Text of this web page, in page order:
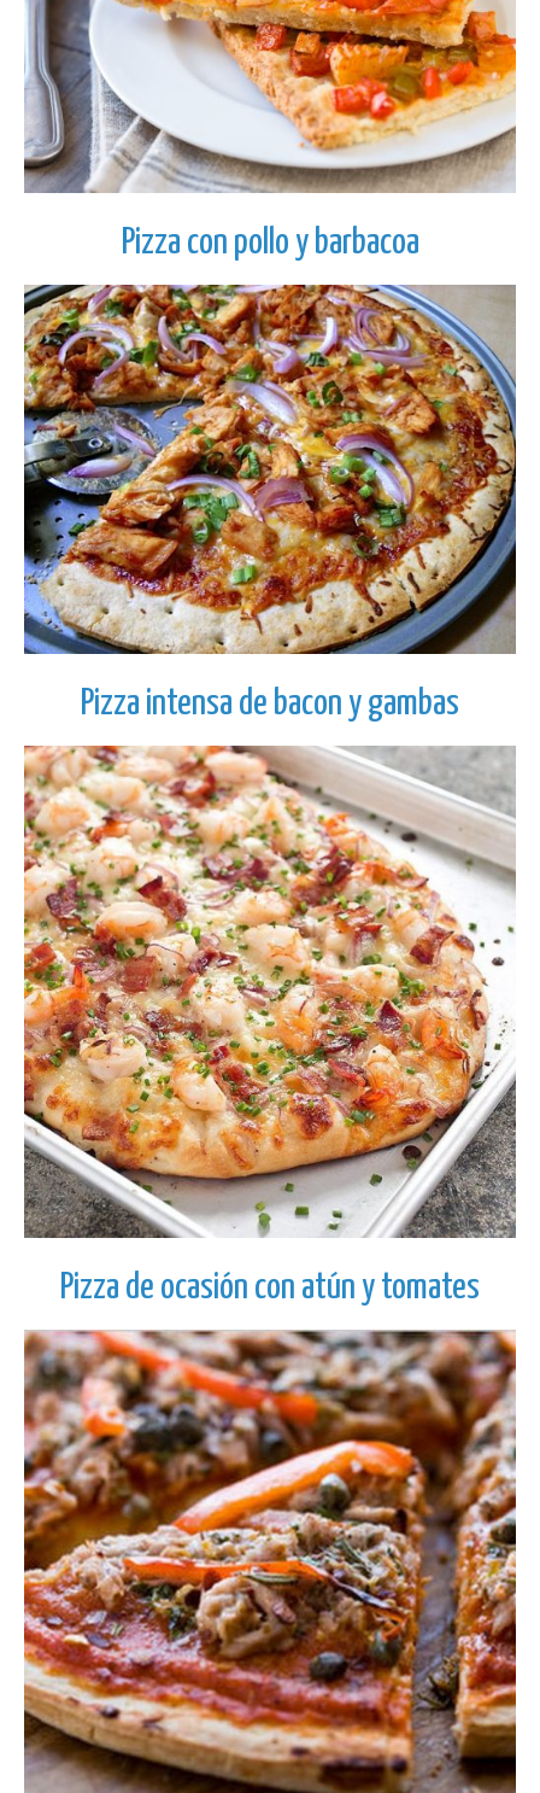
Pizza con pollo y barbacoa
Pizza intensa de bacon y gambas
Pizza de ocasión con atún y tomates